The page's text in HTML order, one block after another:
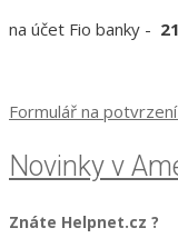
na účet Fio banky -
Formulář na
Novinky v
Znáte Helpnet.cz ?